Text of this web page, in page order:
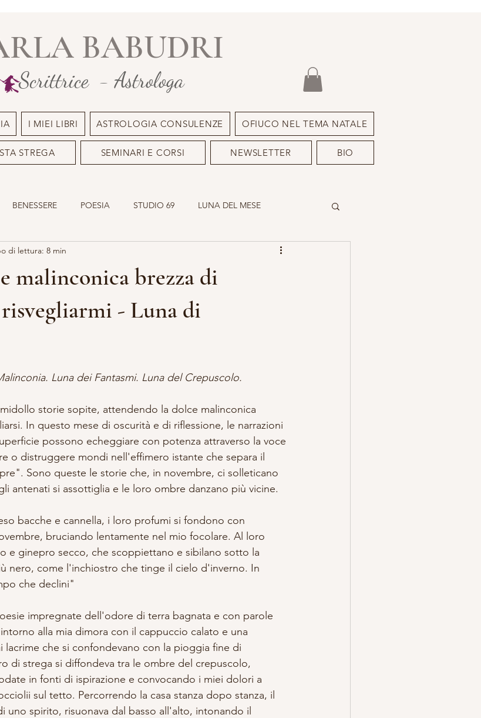
BABUDRI
Scrittrice - Astrologa
I MIEI LIBRI ASTROLOGIA CONSULENZE OFIUCO NEL TEMA NATALE
STREGA SEMINARI E CORSI NEWSLETTER BIO
BENESSERE POESIA STUDIO 69 LUNA DEL MESE
SACRO MASCHILE DEIMON ISPIRATORE
VITA DA STREGA ACCADEMIA APPRENDISTA STREGA
malinconica brezza di
- Luna di
di lettura: 8 min
Luna dei Fantasmi. Luna del Crepuscolo.
storie sopite, attendendo la dolce malinconica
In questo mese di oscurità e di riflessione, le narrazioni
possono echeggiare con potenza attraverso la voce
o distruggere mondi nell'effimero istante che separa il
Sono queste le storie che, in novembre, ci solleticano
antenati si assottiglia e le loro ombre danzano più vicine.
bacche e cannella, i loro profumi si fondono con
bruciando lentamente nel mio focolare. Al loro
e ginepro secco, che scoppiettano e sibilano sotto la
nero, come l'inchiostro che tinge il cielo d'inverno. In
che declini"
impregnate dell'odore di terra bagnata e con parole
alla mia dimora con il cappuccio calato e una
lacrime che si confondevano con la pioggia fine di
di strega si diffondeva tra le ombre del crepuscolo,
in fonti di ispirazione e convocando i miei dolori a
sul tetto. Percorrendo la casa stanza dopo stanza, il
uno spirito, risuonava dal basso all'alto, intonando il